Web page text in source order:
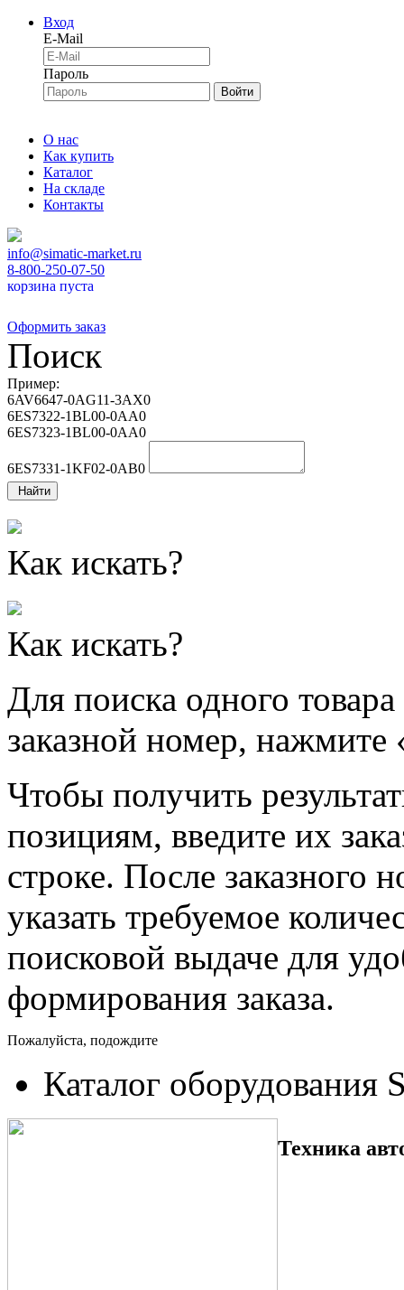
Вход
E-Mail
Пароль
Войти
О нас
Как купить
Каталог
На складе
Контакты
info@simatic-market.ru
8-800-250-07-50
корзина пуста
Оформить заказ
Поиск
Пример:
6AV6647-0AG11-3AX0
6ES7322-1BL00-0AA0
6ES7323-1BL00-0AA0
6ES7331-1KF02-0AB0
Найти
Как искать?
Как искать?
Для поиска одного
заказной номер, нажмите
Чтобы получить
позициям, введите их
строке. После заказного
указать требуемое
поисковой выдаче для
формирования заказа.
Пожалуйста, подождите
Каталог оборудования
Техника